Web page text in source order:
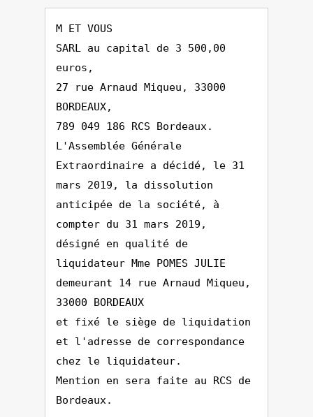
M ET VOUS
SARL au capital de 3 500,00
euros,
27 rue Arnaud Miqueu, 33000
BORDEAUX,
789 049 186 RCS Bordeaux.
L'Assemblée Générale
Extraordinaire a décidé, le 31
mars 2019, la dissolution
anticipée de la société, à
compter du 31 mars 2019,
désigné en qualité de
liquidateur Mme POMES JULIE
demeurant 14 rue Arnaud Miqueu,
33000 BORDEAUX
et fixé le siège de liquidation
et l'adresse de correspondance
chez le liquidateur.
Mention en sera faite au RCS de
Bordeaux.